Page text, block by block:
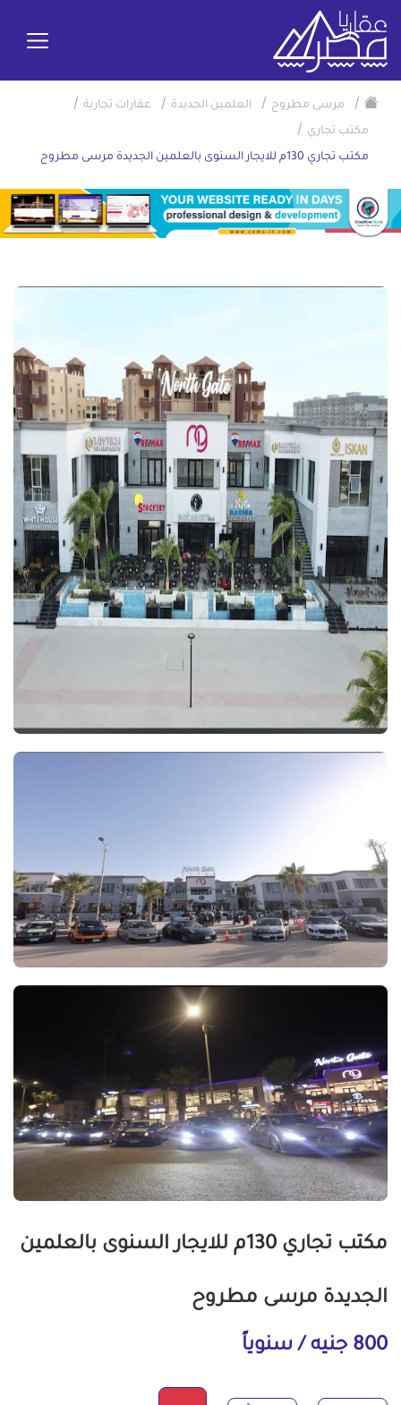
/ مرسى مطروح / العلمين الجديدة / عقارات تجارية /
مكتب تجاري /
مكتب تجاري 130م للايجار السنوى بالعلمين الجديدة مرسى مطروح
مكتب تجاري 130م للايجار السنوى بالعلمين
الجديدة مرسى مطروح
800 جنيه / سنوياً